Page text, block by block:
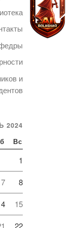
и
2024
Вс
1
7 8
15
22